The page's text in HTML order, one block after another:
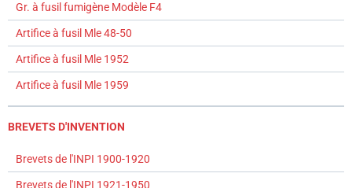
Gr. à fusil fumigène Modèle F4
Artifice à fusil Mle 48-50
Artifice à fusil Mle 1952
Artifice à fusil Mle 1959
BREVETS D'INVENTION
Brevets de l'INPI 1900-1920
Brevets de l'INPI 1921-1950